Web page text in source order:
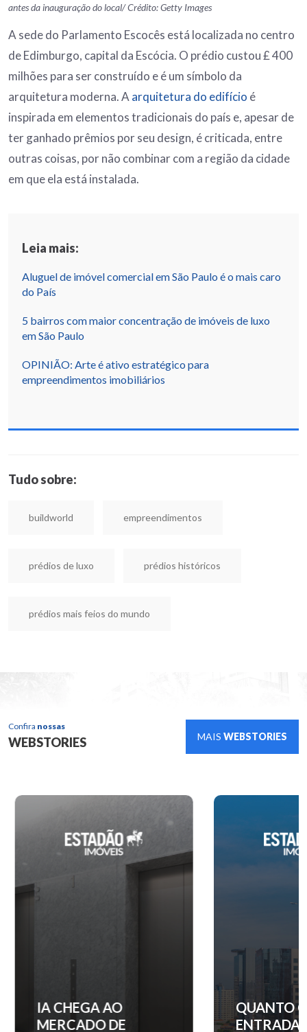
antes da inauguração do local/ Crédito: Getty Images
A sede do Parlamento Escocês está localizada no centro
de Edimburgo, capital da Escócia. O prédio custou £ 400
milhões para ser construído e é um símbolo da
arquitetura moderna. A arquitetura do edifício é
inspirada em elementos tradicionais do país e, apesar de
ter ganhado prêmios por seu design, é criticada, entre
outras coisas, por não combinar com a região da cidade
em que ela está instalada.
Leia mais:
Aluguel de imóvel comercial em São Paulo é o mais caro
do País
5 bairros com maior concentração de imóveis de luxo
em São Paulo
OPINIÃO: Arte é ativo estratégico para
empreendimentos imobiliários
Tudo sobre:
buildworld empreendimentos
prédios de luxo prédios históricos
prédios mais feios do mundo
Confira nossas
WEBSTORIES MAIS WEBSTORIES
IA CHEGA AO
MERCADO DE
QUANTO
ENTRADA